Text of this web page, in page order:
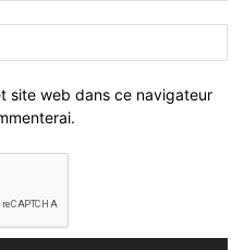
site web dans ce navigateur